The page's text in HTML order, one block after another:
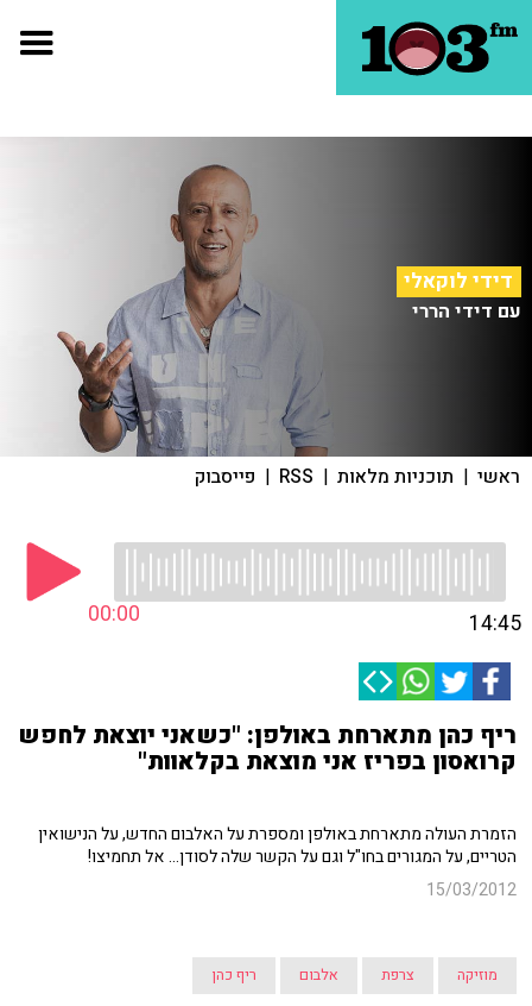
דידי לוקאלי
עם דידי הררי
ראשי | תוכניות מלאות |
RSS
| פייסבוק
00:00 14:45
ריף כהן מתארחת באולפן: "כשאני יוצאת לחפש
קרואסון בפריז אני מוצאת בקלאוות"
הזמרת העולה מתארחת באולפן ומספרת על האלבום החדש, על הנישואין
הטריים, על המגורים בחו"ל וגם על הקשר שלה לסודן... אל תחמיצו!
15/03/2012
מוזיקה צרפת אלבום ריף כהן